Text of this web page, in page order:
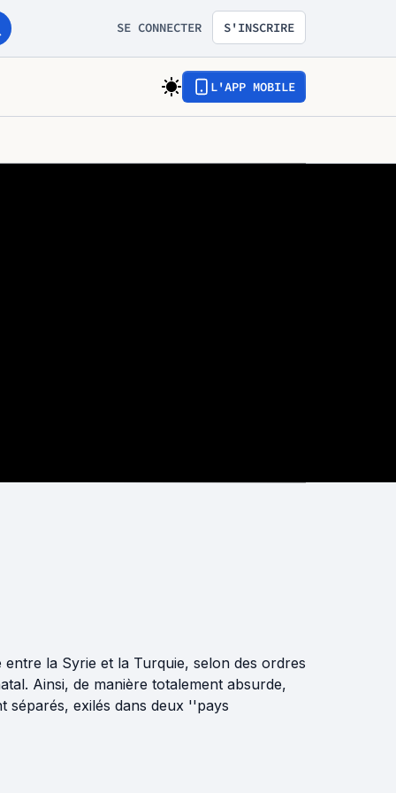
SE CONNECTER S'INSCRIRE
L'APP MOBILE
la Syrie et la Turquie, selon des ordres
Ainsi, de manière totalement absurde,
séparés, exilés dans deux ''pays